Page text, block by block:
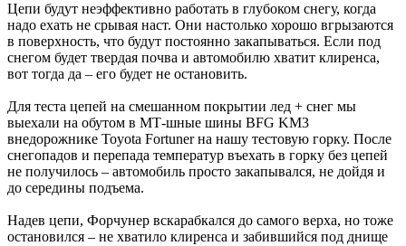
Цепи будут неэффективно работать в глубоком снегу, когда
надо ехать не срывая наст. Они настолько хорошо вгрызаются
в поверхность, что будут постоянно закапываться. Если под
снегом будет твердая почва и автомобилю хватит клиренса,
вот тогда да – его будет не остановить.
Для теста цепей на смешанном покрытии лед + снег мы
выехали на обутом в МТ-шные шины BFG KM3
внедорожнике Toyota Fortuner на нашу тестовую горку. После
снегопадов и перепада температур въехать в горку без цепей
не получилось – автомобиль просто закапывался, не дойдя и
до середины подъема.
Надев цепи, Форчунер вскарабкался до самого верха, но тоже
остановился – не хватило клиренса и забившийся под днище